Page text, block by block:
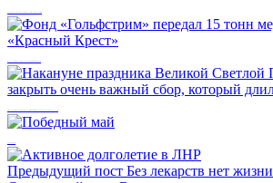
Предыдущий пост Без лекарств нет жизни